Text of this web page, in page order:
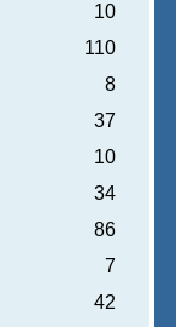
10
110
8
37
10
34
86
7
42